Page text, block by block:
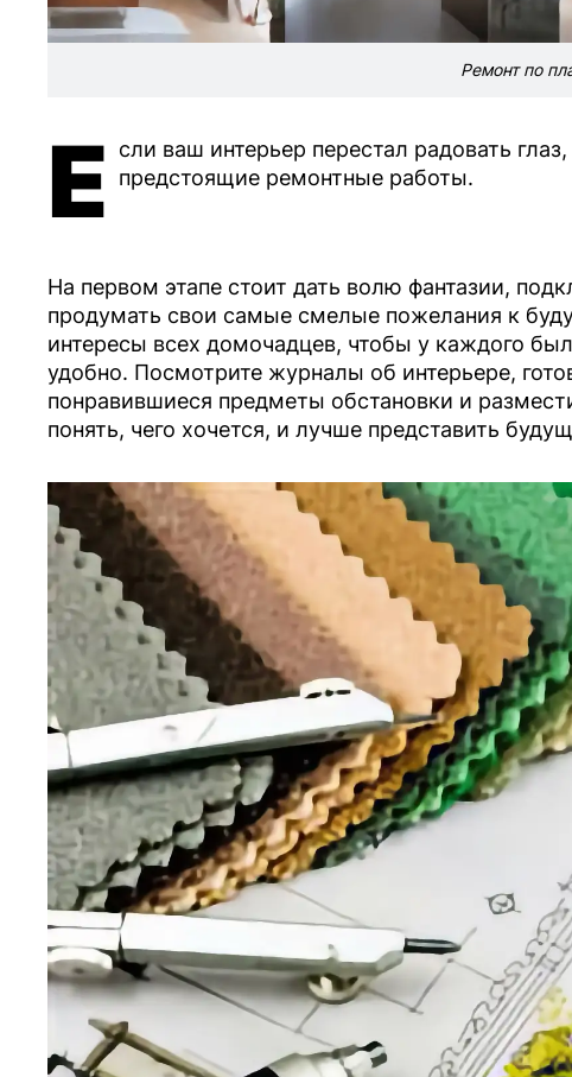
Ремонт по
Е
сли ваш интерьер перестал радовать
предстоящие ремонтные работы.
На первом этапе стоит дать волю фантазии,
продумать свои самые смелые пожелания к
интересы всех домочадцев, чтобы у каждого
удобно. Посмотрите журналы об интерьере,
понравившиеся предметы обстановки и
понять, чего хочется, и лучше представить